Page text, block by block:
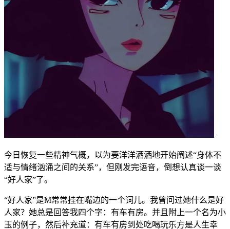
今日恢复一些精神气概，以为要洋洋洒洒地开始阐述“身体不
适与情绪汹涌之间的关系”，但刚发完语音，倒想认真谈一谈
“好人家”了。
“好人家”是M常常挂在嘴边的一个词儿。我曾问过她什么是好
人家？她总是回答我四个字：有车有房。并且附上一个名为小
玉的例子，然后补充道：有车有房到处吃喝玩乐方是人生幸